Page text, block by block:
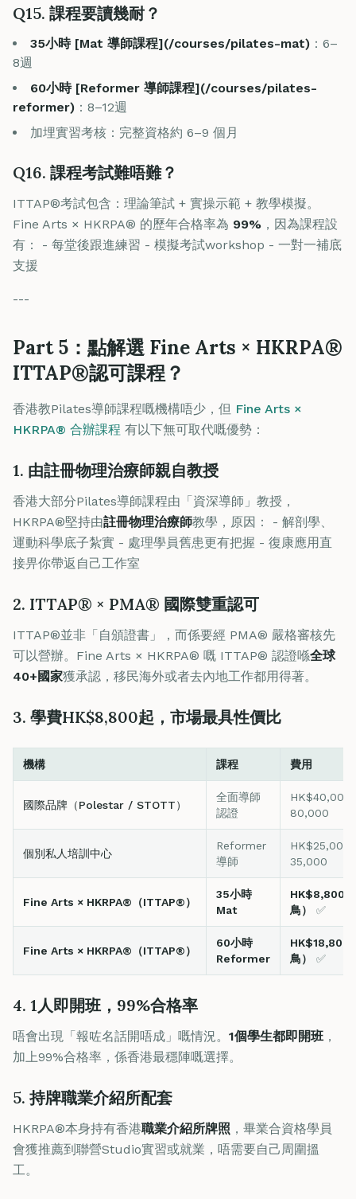
Q15. 課程要讀幾耐？
35小時 [Mat 導師課程](/courses/pilates-mat) ：6–
8週
60小時 [Reformer 導師課程](/courses/pilates-
reformer) ：8–12週
加埋實習考核：完整資格約 6–9 個月
Q16. 課程考試難唔難？
ITTAP®考試包含：理論筆試 + 實操示範 + 教學模擬。
Fine Arts × HKRPA® 的歷年合格率為 99% ，因為課程設
有： - 每堂後跟進練習 - 模擬考試workshop - 一對一補底
支援
---
Part 5：點解選 Fine Arts × HKRPA®
ITTAP®認可課程？
香港教Pilates導師課程嘅機構唔少，但 Fine Arts ×
HKRPA® 合辦課程 有以下無可取代嘅優勢：
1. 由註冊物理治療師親自教授
香港大部分Pilates導師課程由「資深導師」教授，
HKRPA®堅持由註冊物理治療師教學，原因： - 解剖學、
運動科學底子紮實 - 處理學員舊患更有把握 - 復康應用直
接畀你帶返自己工作室
2. ITTAP® × PMA® 國際雙重認可
ITTAP®並非「自頒證書」，而係要經 PMA® 嚴格審核先
可以營辦。Fine Arts × HKRPA® 嘅 ITTAP® 認證喺全球
40+國家獲承認，移民海外或者去內地工作都用得著。
3. 學費HK$8,800起，市場最具性價比
機構 課程 費用
國際品牌（Polestar / STOTT）
全面導師
認證
80,000
個別私人培訓中心
Reformer
導師
35,000
Fine Arts × HKRPA®（ITTAP®）
35小時
Mat
HK$8,800
鳥）
✅
Fine Arts × HKRPA®（ITTAP®）
60小時
Reformer
HK$18,800
鳥）
✅
4. 1人即開班，99%合格率
唔會出現「報咗名話開唔成」嘅情況。 1個學生都即開班，
加上99%合格率，係香港最穩陣嘅選擇。
5. 持牌職業介紹所配套
HKRPA®本身持有香港職業介紹所牌照 ，畢業合資格學員
會獲推薦到聯營Studio實習或就業，唔需要自己周圍搵
工。